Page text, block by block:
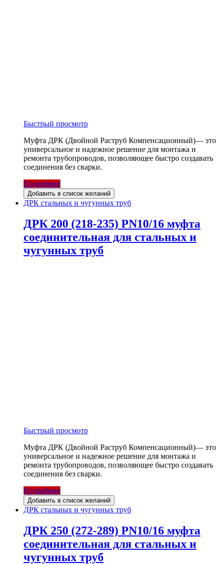
Быстрый просмотр
Муфта ДРК (Двойной Раструб Компенсационный)— это
универсальное и надежное решение для монтажа и
ремонта трубопроводов, позволяющее быстро создавать
соединения без сварки.
Подробнее
Добавить в список желаний
ДРК стальных и чугунных труб
ДРК 200 (218-235) PN10/16 муфта
соединительная для стальных и
чугунных труб
Быстрый просмотр
Муфта ДРК (Двойной Раструб Компенсационный)— это
универсальное и надежное решение для монтажа и
ремонта трубопроводов, позволяющее быстро создавать
соединения без сварки.
Подробнее
Добавить в список желаний
ДРК стальных и чугунных труб
ДРК 250 (272-289) PN10/16 муфта
соединительная для стальных и
чугунных труб